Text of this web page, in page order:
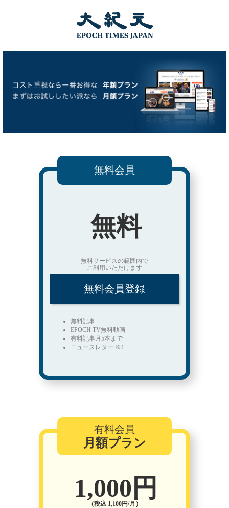
無料会員
無料
無料サービスの範囲内で
ご利用いただけます
無料会員登録
無料記事
EPOCH TV無料動画
有料記事月5本まで
ニュースレター ※1
有料会員
月額プラン
1,000円
（税込 1,100円/月）